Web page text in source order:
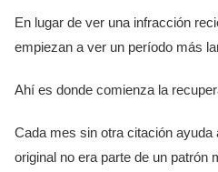
En lugar de ver una infracción
empiezan a ver un período más
Ahí es donde comienza la
Cada mes sin otra citación ayuda
original no era parte de un patrón